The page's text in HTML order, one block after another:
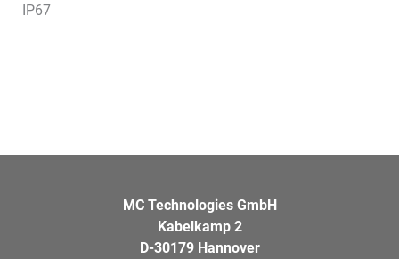
IP67
MC Technologies GmbH
Kabelkamp 2
D-30179 Hannover